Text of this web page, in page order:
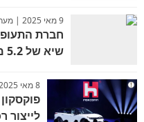
9 מאי 2025 | מערכת ידיעות המחר
שיא של 5.2 מיליארד דולר
8 מאי 2025 | מערכת ידיעות המחר
לייצור